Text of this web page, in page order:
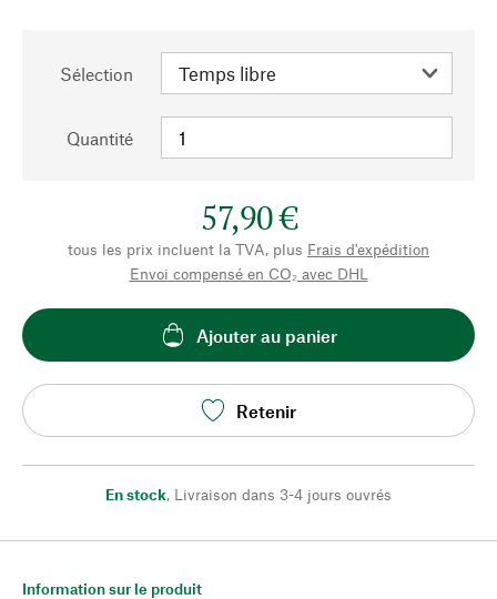
Sélection
Quantité
57,90 €
tous les prix incluent la TVA, plus Frais d'expédition
Envoi compensé en CO₂ avec DHL
Ajouter au panier
Retenir
En stock, Livraison dans 3-4 jours ouvrés
Information sur le produit